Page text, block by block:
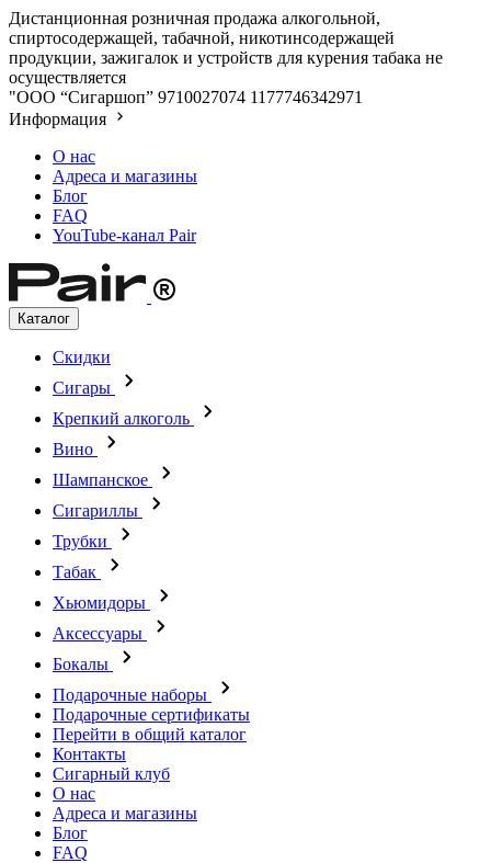
Дистанционная розничная продажа алкогольной,
спиртосодержащей, табачной, никотинсодержащей
продукции, зажигалок и устройств для курения табака не
осуществляется
"ООО “Сигаршоп” 9710027074 1177746342971
Информация
О нас
Адреса и магазины
Блог
FAQ
YouTube-канал Pair
Каталог
Скидки
Сигары
Крепкий алкоголь
Вино
Шампанское
Сигариллы
Трубки
Табак
Хьюмидоры
Аксессуары
Бокалы
Подарочные наборы
Подарочные сертификаты
Перейти в общий каталог
Контакты
Сигарный клуб
О нас
Адреса и магазины
Блог
FAQ